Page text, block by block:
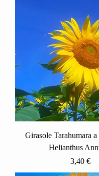
Girasole Tarahumara
Helianthus
Prezzo
3,40 €